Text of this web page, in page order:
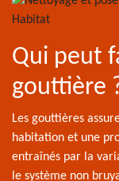
Qui peut
gouttière
Les gouttières
habitation et une
entraînés par la
le système non